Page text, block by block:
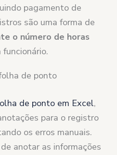
pagamento de
são uma forma de
o número de horas
funcionário.
de ponto
de ponto em Excel,
para o registro
os erros manuais.
anotar as informações